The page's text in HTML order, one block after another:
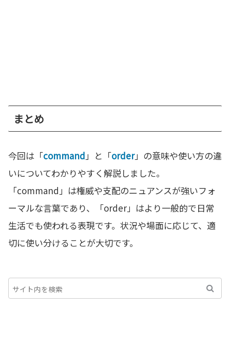
まとめ
今回は「command」と「order」の意味や使い方の違
いについてわかりやすく解説しました。
「command」は権威や支配のニュアンスが強いフォ
ーマルな言葉であり、「order」はより一般的で日常
生活でも使われる表現です。状況や場面に応じて、適
切に使い分けることが大切です。